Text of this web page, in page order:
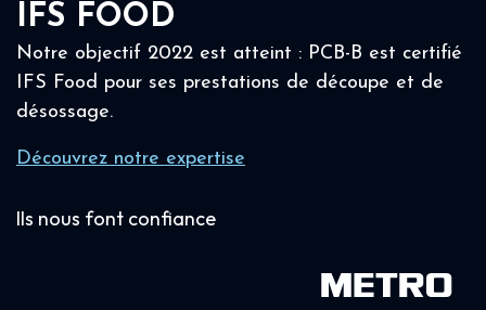
IFS FOOD
Notre objectif 2022 est atteint : PCB-B est certifié
IFS Food pour ses prestations de découpe et de
désossage.
Découvrez notre expertise
Ils nous font confiance